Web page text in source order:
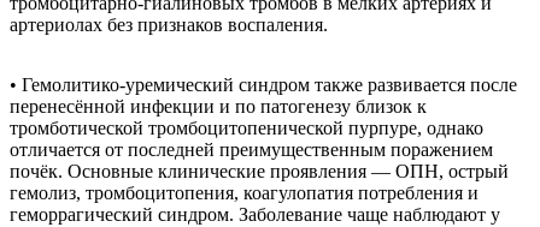
артериолах без признаков воспаления.
• Гемолитико-уремический синдром также развивается после
перенесённой инфекции и по патогенезу близок к
тромботической тромбоцитопенической пурпуре, однако
отличается от последней преимущественным поражением
почёк. Основные клинические проявления — ОПН, острый
гемолиз, тромбоцитопения, коагулопатия потребления и
геморрагический синдром. Заболевание чаще наблюдают у